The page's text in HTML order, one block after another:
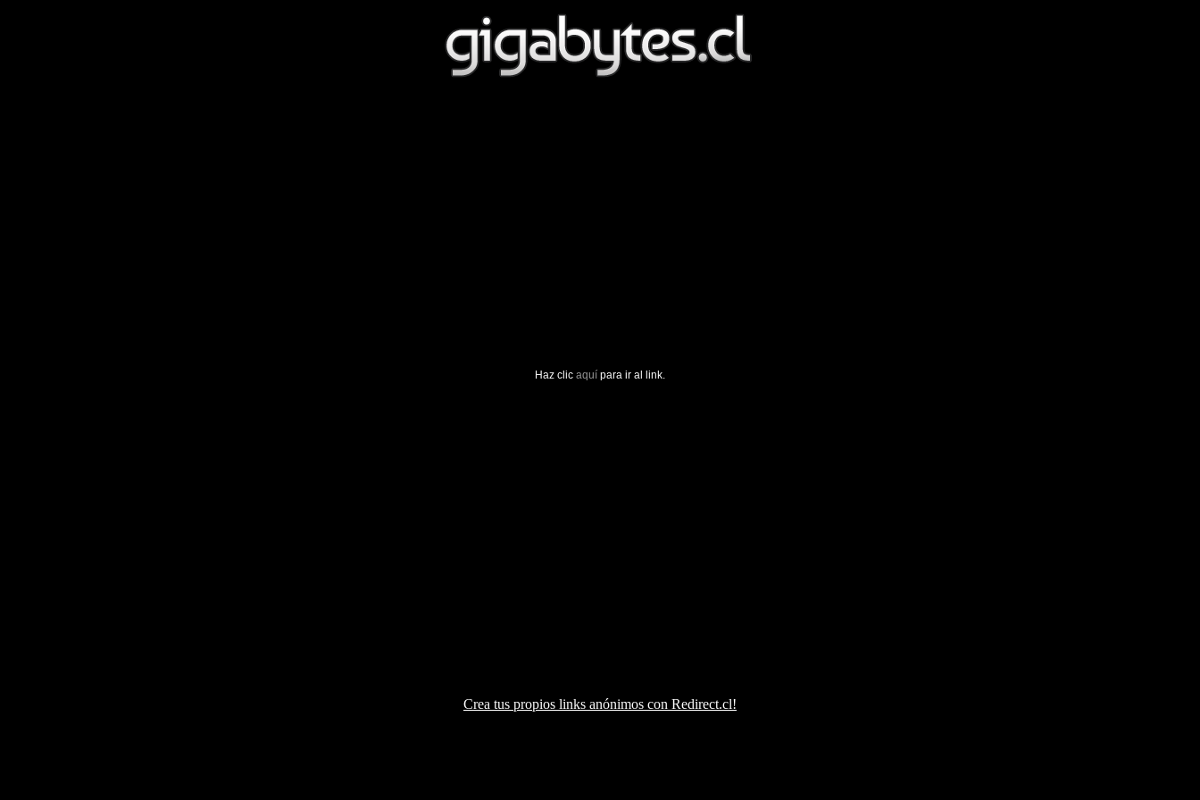
Haz clic aquí para ir al link.
Crea tus propios links anónimos con Redirect.cl!